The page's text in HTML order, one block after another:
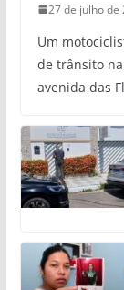
27 de julho de
Um
de trânsito
avenida das